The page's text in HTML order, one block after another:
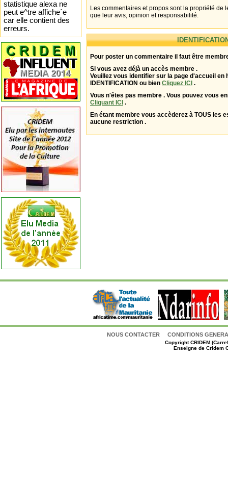
Les commentaires et propos sont la propriété de
que leur avis, opinion et responsabilité.
Pour poster un commentaire il faut être
Si vous avez déjà un accès membre .
Veuillez vous identifier sur la page d'accueil en
IDENTIFICATION ou bien Cliquez ICI .
Vous n'êtes pas membre . Vous pouvez vous
Cliquant ICI .
En étant membre vous accèderez à TOUS les
aucune restriction .
NOUS CONTACTER CONDITIONS
CopyrightCRIDEM
Enseigne de Cridem